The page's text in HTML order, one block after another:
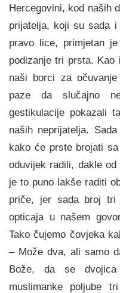
Hercegovini, kod naših
prijatelja, koji su sada
pravo lice, primjetan
podizanje tri prsta. Kao
naši borci za
paze da slučajno
gestikulacije pokazali
naših neprijatelja.
kako će prste brojati
oduvijek radili, dakle
je to puno lakše raditi
priče, jer sada broj tri
opticaja u našem
Tako čujemo čovjeka
– Može dva, ali samo
Bože, da se
muslimanke poljube